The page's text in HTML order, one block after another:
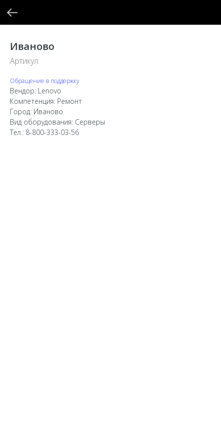
Иваново
Артикул:
Обращение в поддержку
Вендор: Lenovo
Компетенция: Ремонт
Город: Иваново
Вид оборудования: Серверы
Тел.: 8-800-333-03-56